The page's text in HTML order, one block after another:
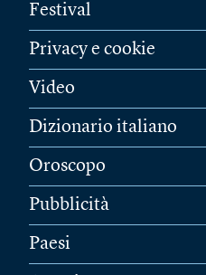
Festival
Privacy e cookie
Video
Dizionario italiano
Oroscopo
Pubblicità
Paesi